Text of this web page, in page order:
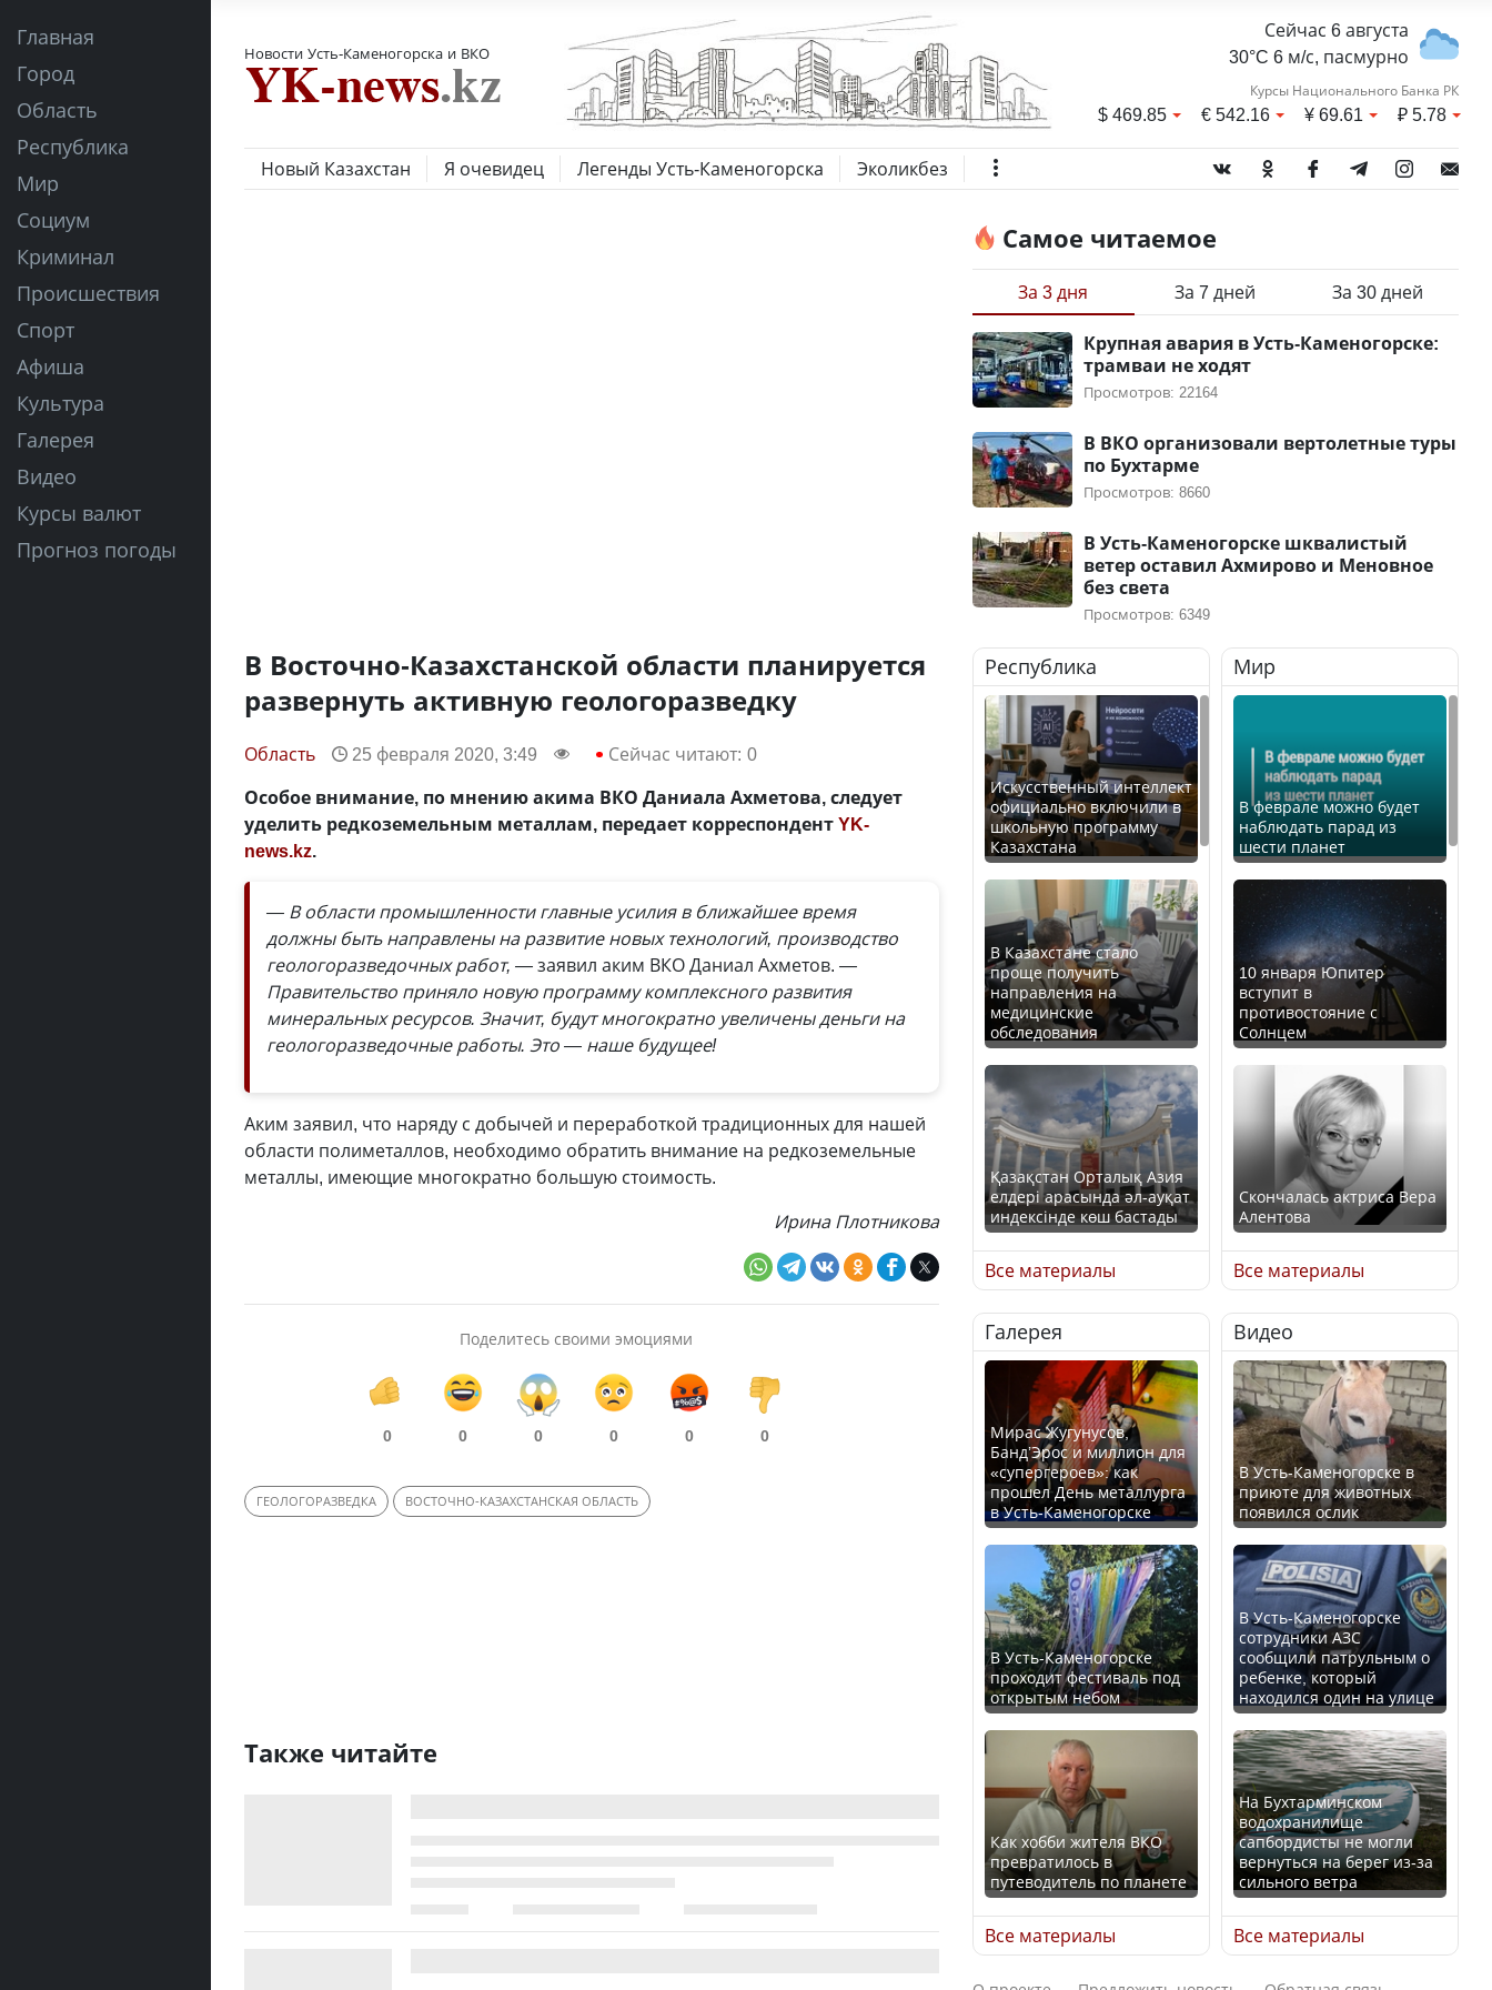
Главная
Город
Область
Республика
Мир
Социум
Криминал
Происшествия
Спорт
Афиша
Культура
Галерея
Видео
Курсы валют
Прогноз погоды
Новости Усть-Каменогорска и ВКО
Сейчас 6 августа
30°C 6 м/с, пасмурно
Курсы Национального Банка РК
$469.85 €542.16 ¥69.61 ₽5.78
Новый Казахстан Я очевидец Легенды Усть-Каменогорска Эколикбез
В Восточно-Казахстанской области планируется
развернуть активную геологоразведку
Область 25 февраля 2020, 3:49 Сейчас читают: 0
Особое внимание, по мнению акима ВКО Даниала Ахметова, следует
уделить редкоземельным металлам, передает корреспондентYK-
news.kz.
— В области промышленности главные усилия в ближайшее время
должны быть направлены на развитие новых технологий, производство
геологоразведочных работ, —заявил аким ВКО Даниал Ахметов. —
Правительство приняло новую программу комплексного развития
минеральных ресурсов. Значит, будут многократно увеличены деньги на
геологоразведочные работы. Это — наше будущее!
Аким заявил, что наряду с добычей и переработкой традиционных для нашей
области полиметаллов, необходимо обратить внимание на редкоземельные
металлы, имеющие многократно большую стоимость.
Ирина Плотникова
Поделитесь своими эмоциями
0 0 0 0 0 0
ГЕОЛОГОРАЗВЕДКА ВОСТОЧНО-КАЗАХСТАНСКАЯ ОБЛАСТЬ
Также читайте
Самое читаемое
За 3 дня За 7 дней За 30 дней
Крупная авария в Усть-Каменогорске:
трамваи не ходят
Просмотров: 22164
В ВКО организовали вертолетные туры
по Бухтарме
Просмотров: 8660
В Усть-Каменогорске шквалистый
ветер оставил Ахмирово и Меновное
без света
Просмотров: 6349
Республика
Искусственный интеллект
официально включили в
школьную программу
Казахстана
В Казахстане стало
проще получить
направления на
медицинские
обследования
Қазақстан Орталық Азия
елдері арасында әл-ауқат
индексінде көш бастады
Казахстан возглавил
рейтинг благополучия
среди стран Центральной
Азии
Будут ли представлены
интересы регионов в
Курултае?
Ең төменгі жалақы,
алимент, экология: жеті
партия сайлаушылармен
нені талқылап жатыр?
Минимальная зарплата,
алименты, экология — о
чем говорят с
избирателями
представители партий
Все материалы
Мир
В феврале можно будет
наблюдать парад из
шести планет
10 января Юпитер
вступит в
противостояние с
Солнцем
Скончалась актриса Вера
Алентова
В РФ вынесен заочный
приговор по уголовному
делу об убийстве Игоря
Талькова
В России введены
дополнительные
ограничения для
казахстанских прав
Трамп официально
вступил в должность
президента США
Луну признали объектом
культурного наследия,
находящегося под
угрозой исчезновения
Все материалы
Галерея
Мирас Жугунусов,
Банд’Эрос и миллион для
«супергероев»: как
прошел День металлурга
в Усть-Каменогорске
В Усть-Каменогорске
проходит фестиваль под
открытым небом
Как хобби жителя ВКО
превратилось в
путеводитель по планете
Все материалы
Видео
В Усть-Каменогорске в
приюте для животных
появился ослик
В Усть-Каменогорске
сотрудники АЗС
сообщили патрульным о
ребенке, который
находился один на улице
На Бухтарминском
водохранилище
сапбордисты не могли
вернуться на берег из-за
сильного ветра
Все материалы